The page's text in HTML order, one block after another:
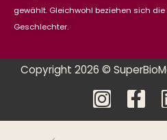
gewählt. Gleichwohl beziehen sich
Geschlechter.
Copyright 2026 ©